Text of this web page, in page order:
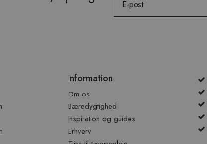
Information
Om os
Bæredygtighed
Inspiration og guides
Erhverv